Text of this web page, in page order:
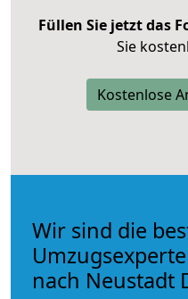
Füllen Sie jetzt das
Sie
Kostenlose
Wir sind die
nach Neustadt